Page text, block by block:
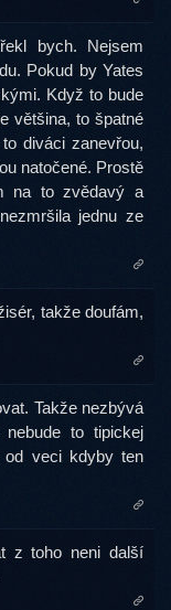
bych. Nejsem
Pokud by Yates
Když to bude
většina, to špatné
diváci zanevřou,
natočené. Prostě
na to zvědavý a
jednu ze
takže doufám,
Takže nezbývá
to tipickej
od veci kdyby ten
z toho neni další